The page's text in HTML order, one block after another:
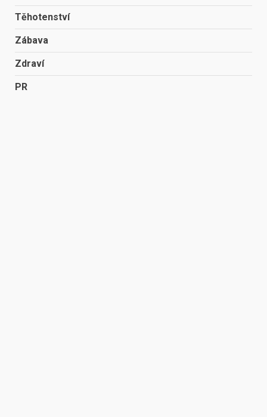
Těhotenství
Zábava
Zdraví
PR